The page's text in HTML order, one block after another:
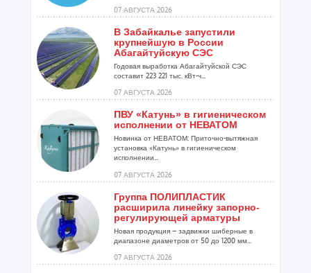
07 АВГУСТА 2026
В Забайкалье запустили
крупнейшую в России
Абагайтуйскую СЭС
Годовая выработка Абагайтуйской СЭС
составит 223 221 тыс. кВт-ч...
07 АВГУСТА 2026
ПВУ «Катунь» в гигиеническом
исполнении от НЕВАТОМ
Новинка от НЕВАТОМ: Приточно-вытяжная
установка «Катунь» в гигиеническом
исполнении...
07 АВГУСТА 2026
Группа ПОЛИПЛАСТИК
расширила линейку запорно-
регулирующей арматуры
Новая продукция – задвижки шиберные в
диапазоне диаметров от 50 до 1200 мм...
07 АВГУСТА 2026